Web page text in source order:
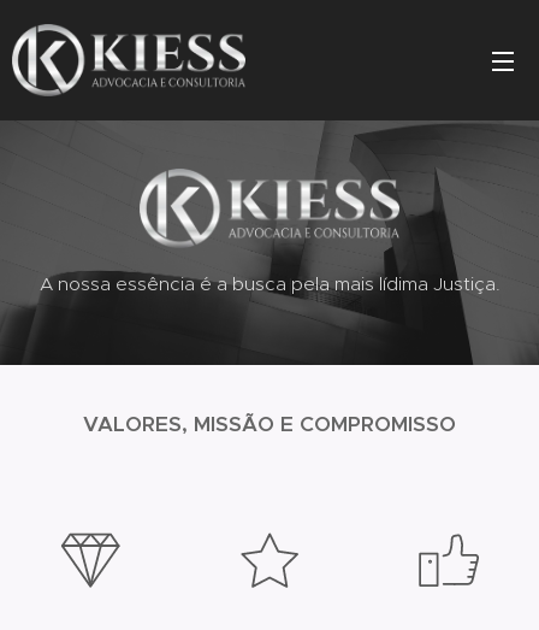
A nossa essência é a busca pela mais lídima Justiça.
VALORES, MISSÃO E COMPROMISSO